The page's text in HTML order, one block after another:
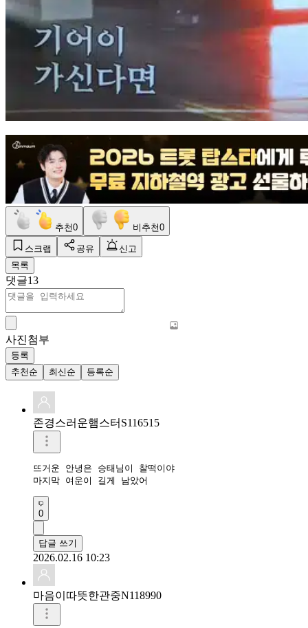
추천0 비추천0
스크랩 공유
신고
목록
댓글13
사진첨부
등록
추천순
최신순 등록순
존경스러운햄스터S116515
뜨거운 안녕은 승태님이 찰떡이야
마지막 여운이 길게 남았어
0
답글 쓰기
2026.02.16 10:23
마음이따뜻한관중N118990